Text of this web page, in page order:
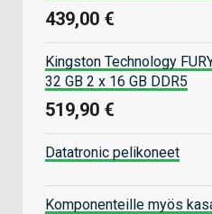
439,00 €
Kingston Technology
32 GB 2 x 16 GB DDR5
519,90 €
Datatronic pelikoneet
Komponenteille myös